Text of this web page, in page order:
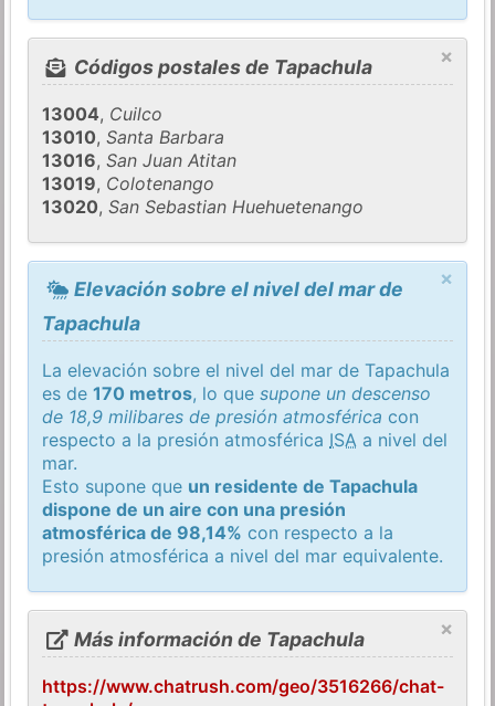
×
Códigos postales de Tapachula
13004, Cuilco
13010,Santa Barbara
13016,San Juan Atitan
13019, Colotenango
13020,San Sebastian Huehuetenango
×
Elevación sobre el nivel del mar de
Tapachula
La elevación sobre el nivel del mar de Tapachula
es de170 metros, lo quesupone un descenso
de 18,9 milibares de presión atmosférica con
respecto a la presión atmosférica ISA a nivel del
mar.
Esto supone que un residente de Tapachula
dispone de un aire con una presión
atmosférica de 98,14% con respecto a la
presión atmosférica a nivel del mar equivalente.
×
Más información de Tapachula
https://www.chatrush.com/geo/3516266/chat-